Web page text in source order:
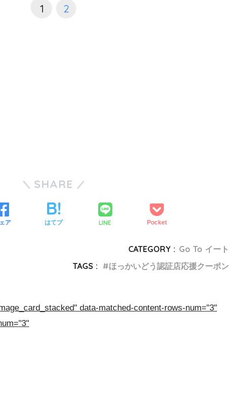
1 2
SHARE
ア はてブ LINE Pocket
CATEGORY : Go To イート
TAGS :
ほっかいどう認証店応援クーポン
data-matched-content-rows-num="3"